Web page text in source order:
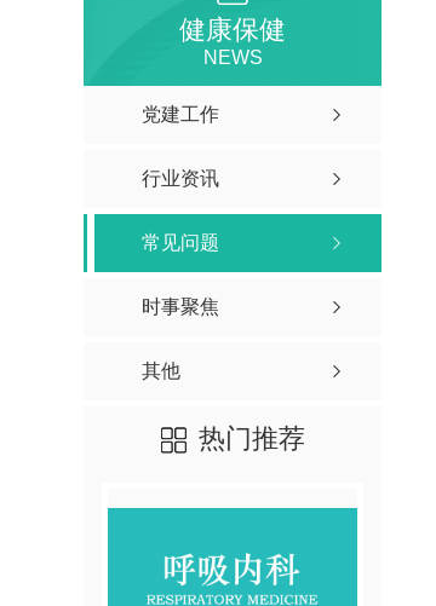
健康保健
NEWS
党建工作
行业资讯
常见问题
时事聚焦
其他
热门推荐